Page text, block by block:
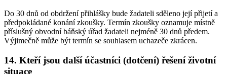
Do 30 dnů od obdržení přihlášky bude žadateli sděleno její přijetí a
předpokládané konání zkoušky. Termín zkoušky oznamuje místně
příslušný obvodní báňský úřad žadateli nejméně 30 dnů předem.
Výjimečně může být termín se souhlasem uchazeče zkrácen.
14. Kteří jsou další účastníci (dotčení) řešení životní
situace